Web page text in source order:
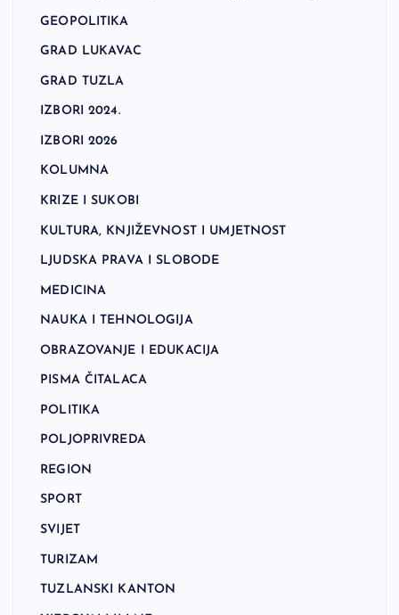
GEOPOLITIKA
GRAD LUKAVAC
GRAD TUZLA
IZBORI 2024.
IZBORI 2026
KOLUMNA
KRIZE I SUKOBI
KULTURA, KNJIŽEVNOST I UMJETNOST
LJUDSKA PRAVA I SLOBODE
MEDICINA
NAUKA I TEHNOLOGIJA
OBRAZOVANJE I EDUKACIJA
PISMA ČITALACA
POLITIKA
POLJOPRIVREDA
REGION
SPORT
SVIJET
TURIZAM
TUZLANSKI KANTON